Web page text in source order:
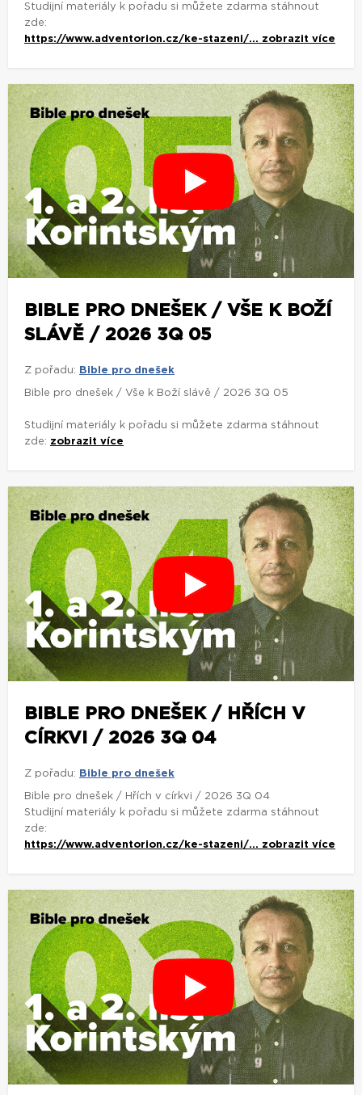
Studijní materiály k pořadu si můžete zdarma stáhnout
zde:
https://www.adventorion.cz/ke-stazeni/... zobrazit více
BIBLE PRO DNEŠEK / VŠE K BOŽÍ
SLÁVĚ / 2026 3Q 05
Z pořadu: Bible pro dnešek
Bible pro dnešek / Vše k Boží slávě / 2026 3Q 05
Studijní materiály k pořadu si můžete zdarma stáhnout
zde: zobrazit více
BIBLE PRO DNEŠEK / HŘÍCH V
CÍRKVI / 2026 3Q 04
Z pořadu: Bible pro dnešek
Bible pro dnešek / Hřích v církvi / 2026 3Q 04
Studijní materiály k pořadu si můžete zdarma stáhnout
zde:
https://www.adventorion.cz/ke-stazeni/... zobrazit více